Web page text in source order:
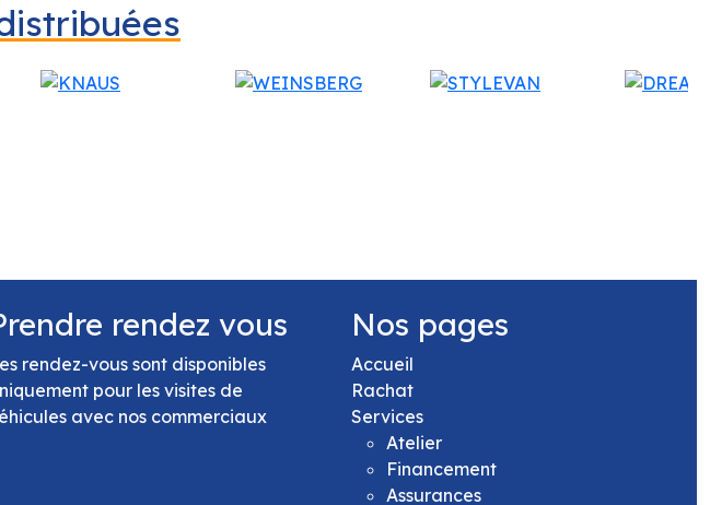
rendez vous
rendez-vous sont disponibles
pour les visites de
avec nos commerciaux
Nos pages
Accueil
Rachat
Services
Atelier
Financement
Assurances